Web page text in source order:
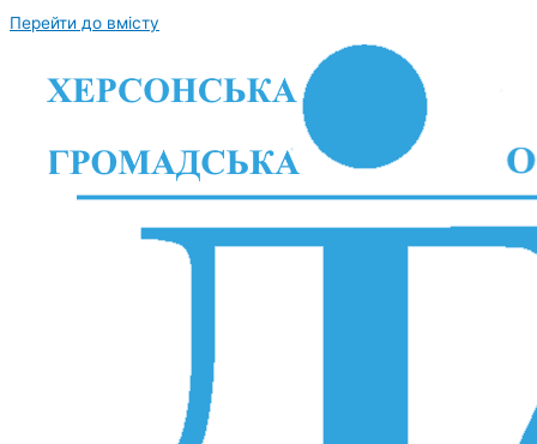
Перейти до вмісту